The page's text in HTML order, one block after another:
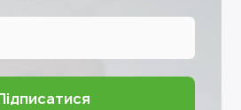
підписатися